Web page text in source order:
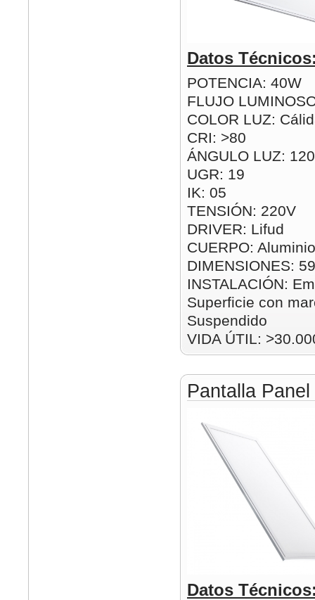
Datos
POTENCIA: 40W
FLUJO
COLOR LUZ:
CRI: >80
ÁNGULO LUZ:
UGR: 19
IK: 05
TENSIÓN: 220V
DRIVER: Lifud
CUERPO:
DIMENSIONES:
INSTALACIÓN:
Superficie con
Suspendido
VIDA ÚTIL:
Pantalla
Datos